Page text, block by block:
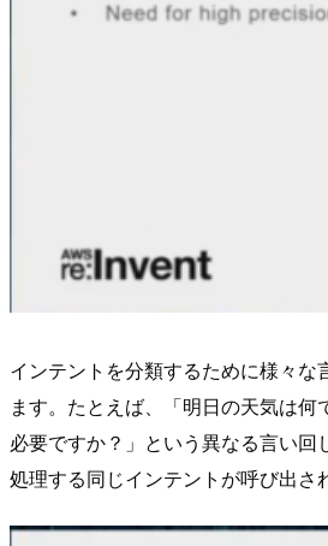
インテントを分類するために様々な
ます。たとえば、「明日の天気は何
必要ですか？」という異なる言い回
処理する同じインテントが呼び出さ